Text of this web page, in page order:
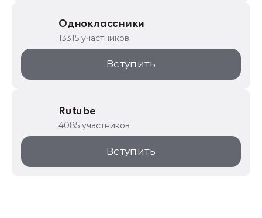
Одноклассники
13315 участников
Вступить
Rutube
4085 участников
Вступить